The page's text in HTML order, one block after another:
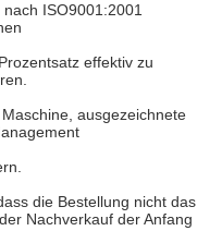
ISO9001:2001
effektiv zu
ausgezeichnete
die Bestellung nicht das
Nachverkauf der Anfang